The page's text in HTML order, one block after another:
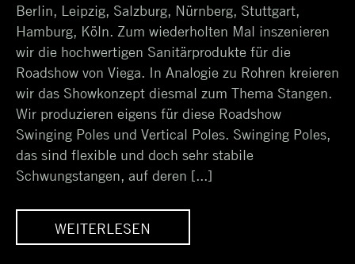
2017
Berlin, Leipzig, Salzburg, Nürnberg, Stuttgart,
Hamburg, Köln. Zum wiederholten Mal inszenieren
wir die hochwertigen Sanitärprodukte für die
Roadshow von Viega. In Analogie zu Rohren kreieren
wir das Showkonzept diesmal zum Thema Stangen.
Wir produzieren eigens für diese Roadshow
Swinging Poles und Vertical Poles. Swinging Poles,
das sind flexible und doch sehr stabile
Schwungstangen, auf deren [...]
WEITERLESEN